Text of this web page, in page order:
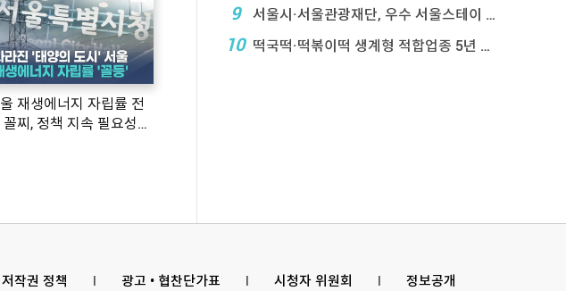
재생에너지 자립률 전
꼴찌, 정책 지속 필요성
9 서울시·서울관광재단, 우수 서울스테이 18곳 선정
10 떡국떡·떡볶이떡 생계형 적합업종 5년 연장…대기업 ...
저작권 정책 l 광고 • 협찬단가표 l 시청자 위원회 l 정보공개